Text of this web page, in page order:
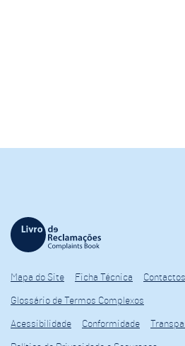
Mapa do Site Ficha Técnica
Glossário de Termos Complexos
Acessibilidade Conformidade